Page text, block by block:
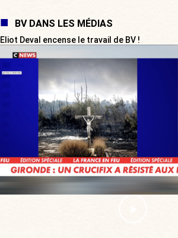
BV DANS LES MÉDIAS
Eliot Deval encense le travail de BV !